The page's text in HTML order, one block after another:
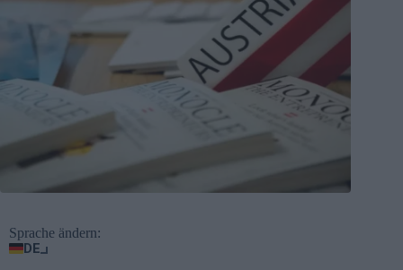
Sprache ändern:
DE